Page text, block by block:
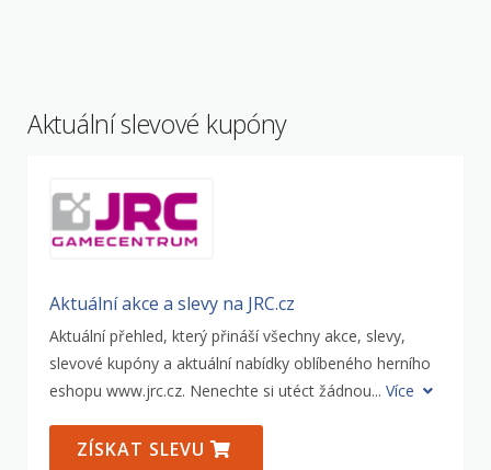
Aktuální slevové kupóny
Aktuální akce a slevy na JRC.cz
Aktuální přehled, který přináší všechny akce, slevy,
slevové kupóny a aktuální nabídky oblíbeného herního
eshopu www.jrc.cz. Nenechte si utéct žádnou... Více
ZÍSKAT SLEVU